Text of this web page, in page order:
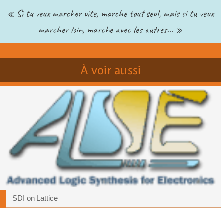
« Si tu veux marcher vite, marche tout seul, mais si tu veux
marcher loin, marche avec les autres… »
À voir aussi
SDI on Lattice